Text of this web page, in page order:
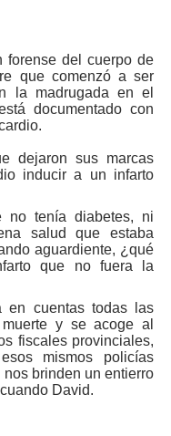
forense del cuerpo de
que comenzó a ser
la madrugada en el
documentado con
dejaron sus marcas
inducir a un infarto
no tenía diabetes, ni
salud que estaba
aguardiente, ¿qué
que no fuera la
en cuentas todas las
y se acoge al
fiscales provinciales,
mismos policías
brinden un entierro
David.